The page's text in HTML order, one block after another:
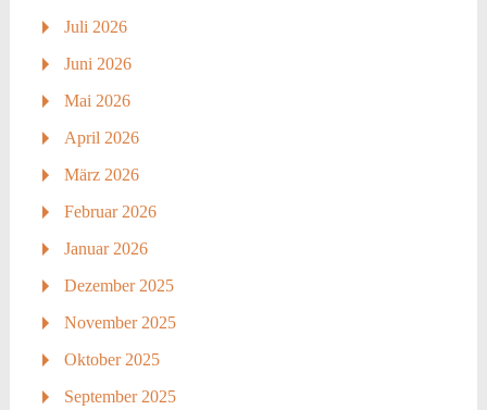
Juli 2026
Juni 2026
Mai 2026
April 2026
März 2026
Februar 2026
Januar 2026
Dezember 2025
November 2025
Oktober 2025
September 2025